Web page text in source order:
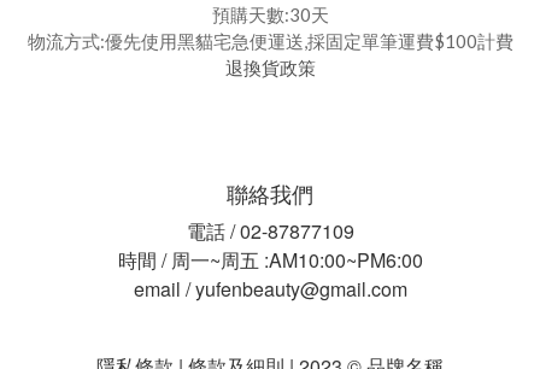
預購天數:30天
物流方式:優先使用黑貓宅急便運送,採固定單筆運費$100計費
退換貨政策
聯絡我們
電話 / 02-87877109
時間 / 周一~周五 :AM10:00~PM6:00
email / yufenbeauty@gmail.com